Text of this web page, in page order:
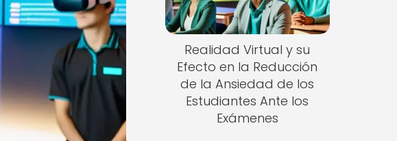
Realidad Virtual y su
Efecto en la Reducción
de la Ansiedad de los
Estudiantes Ante los
Exámenes